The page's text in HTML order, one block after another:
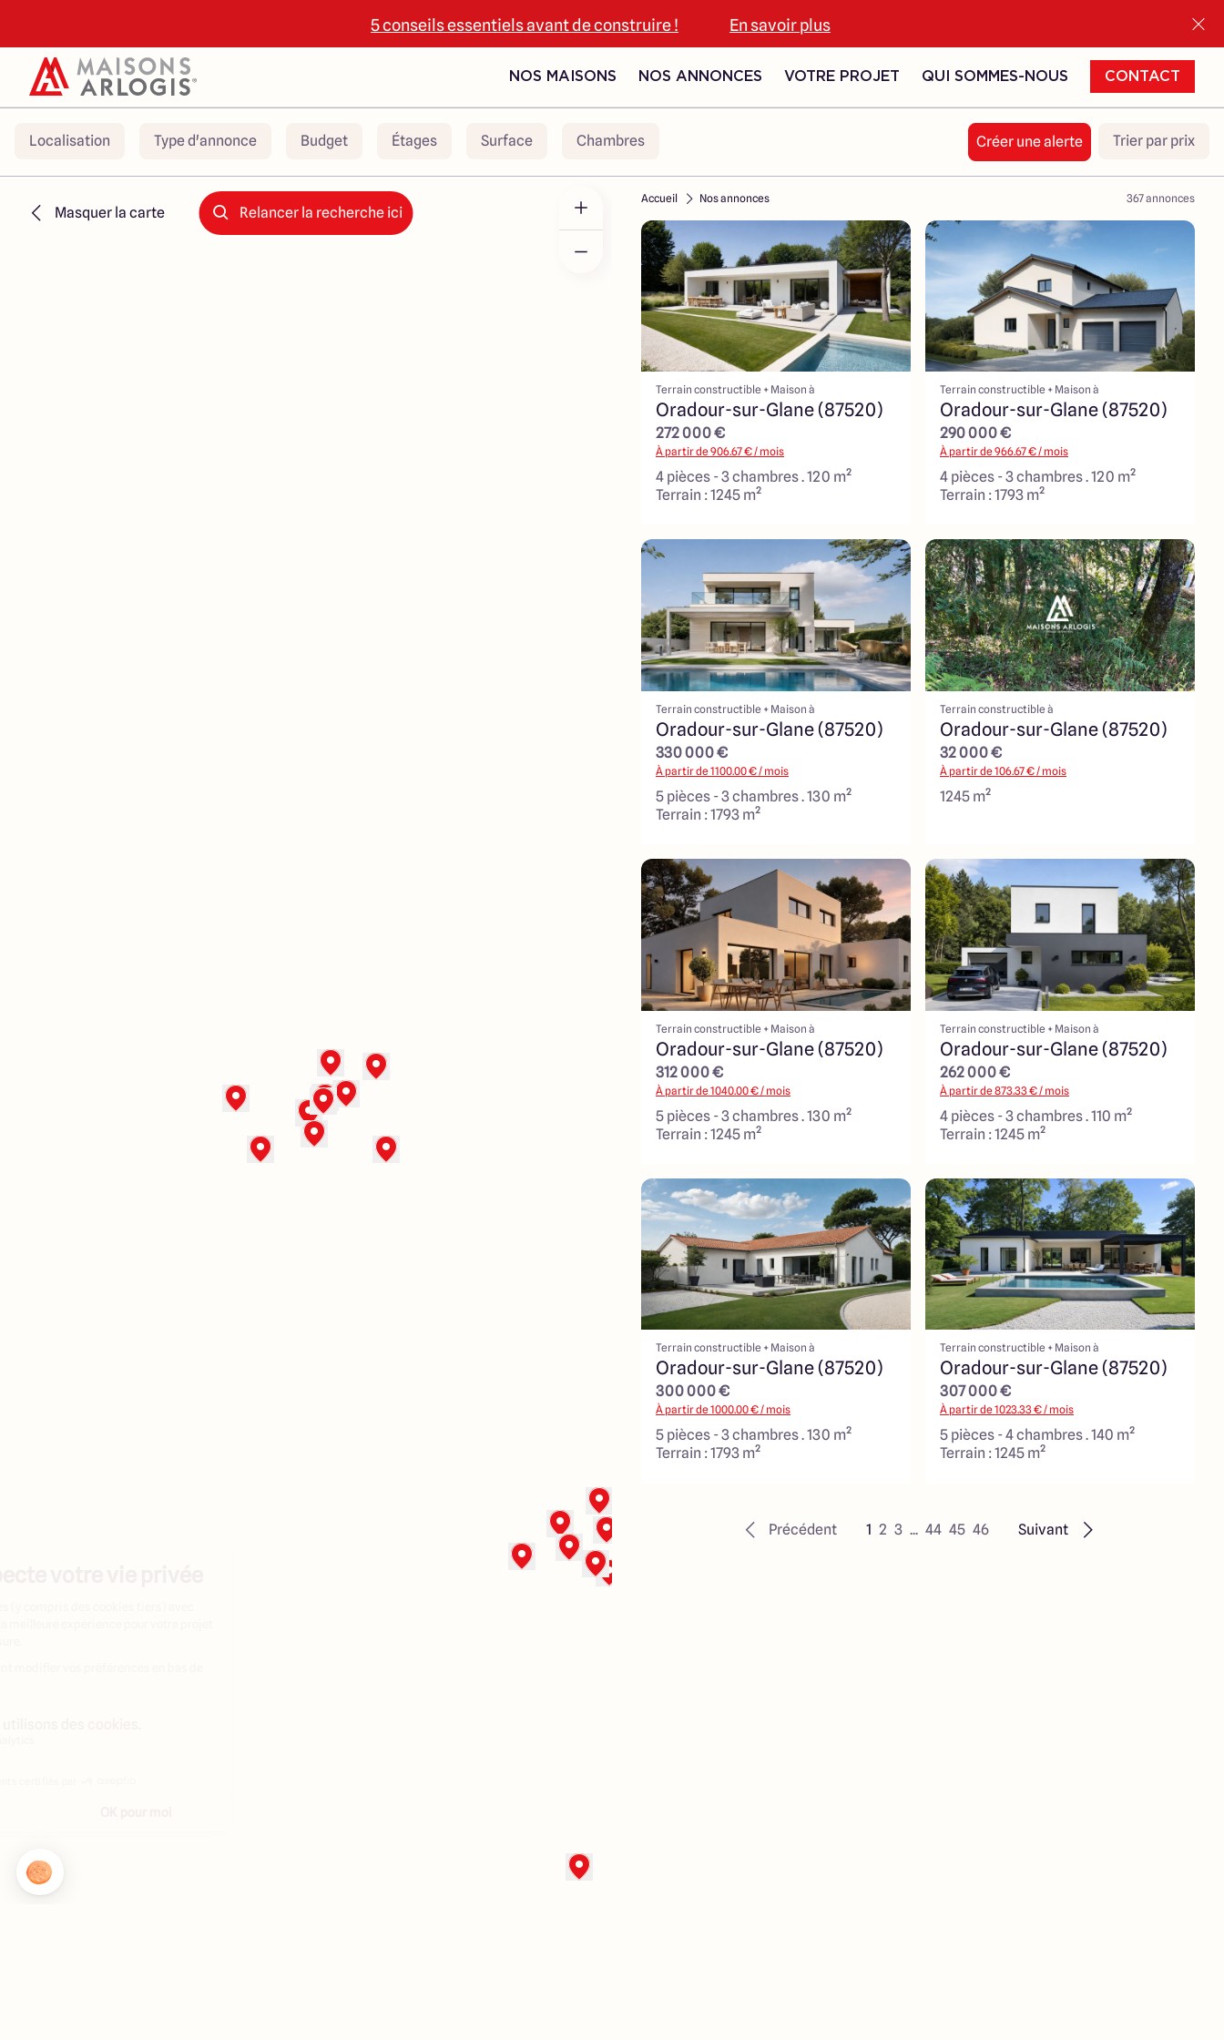
5 conseils essentiels avant de construire ! En savoir plus
NOS MAISONS NOS ANNONCES VOTRE PROJET QUI SOMMES-NOUS CONTACT
Localisation Type d'annonce Budget Étages Surface Chambres Créer une alerte Trier par prix
Masquer la carte Relancer la recherche ici
Accueil Nos annonces 367annonces
Terrain constructible + Maison à
Oradour-sur-Glane (87520)
272 000 €
À partir de906.67€ / mois
4 pièces - 3 chambres . 120 m²
Terrain : 1245 m²
Terrain constructible + Maison à
Oradour-sur-Glane (87520)
290 000 €
À partir de966.67€ / mois
4 pièces - 3 chambres . 120 m²
Terrain : 1793 m²
Terrain constructible + Maison à
Oradour-sur-Glane (87520)
330 000 €
À partir de1100.00€ / mois
5 pièces - 3 chambres . 130 m²
Terrain : 1793 m²
Terrain constructible à
Oradour-sur-Glane (87520)
32 000 €
À partir de106.67€ / mois
1245 m²
Terrain constructible + Maison à
Oradour-sur-Glane (87520)
312 000 €
À partir de1040.00€ / mois
5 pièces - 3 chambres . 130 m²
Terrain : 1245 m²
Terrain constructible + Maison à
Oradour-sur-Glane (87520)
262 000 €
À partir de873.33€ / mois
4 pièces - 3 chambres . 110 m²
Terrain : 1245 m²
Terrain constructible + Maison à
Oradour-sur-Glane (87520)
300 000 €
À partir de1000.00€ / mois
5 pièces - 3 chambres . 130 m²
Terrain : 1793 m²
Terrain constructible + Maison à
Oradour-sur-Glane (87520)
307 000 €
À partir de1023.33€ / mois
5 pièces - 4 chambres . 140 m²
Terrain : 1245 m²
Précédent 1 2 3 ... 44 45 46 Suivant